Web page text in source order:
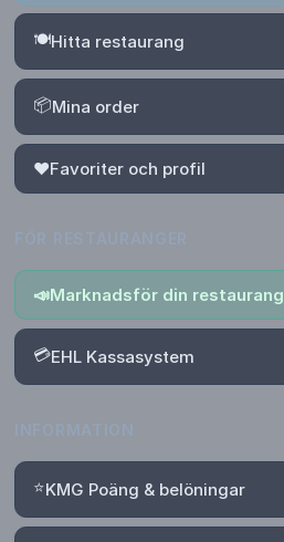
🍽️Hitta restaurang
📦Mina order
❤️Favoriter och profil
📣Marknadsför din restaurang
💳EHL Kassasystem
⭐KMG Poäng & belöningar